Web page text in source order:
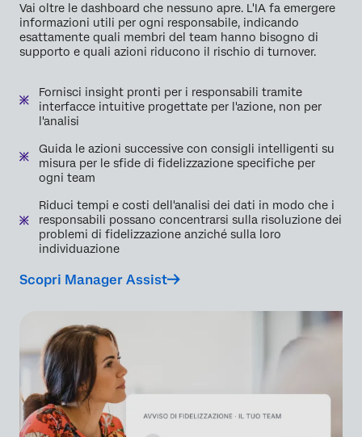
Vai oltre le dashboard che nessuno apre. L'IA fa emergere
informazioni utili per ogni responsabile, indicando
esattamente quali membri del team hanno bisogno di
supporto e quali azioni riducono il rischio di turnover.
Fornisci insight pronti per i responsabili tramite
interfacce intuitive progettate per l'azione, non per
l'analisi
Guida le azioni successive con consigli intelligenti su
misura per le sfide di fidelizzazione specifiche per
ogni team
Riduci tempi e costi dell'analisi dei dati in modo che i
responsabili possano concentrarsi sulla risoluzione dei
problemi di fidelizzazione anziché sulla loro
individuazione
Scopri Manager Assist